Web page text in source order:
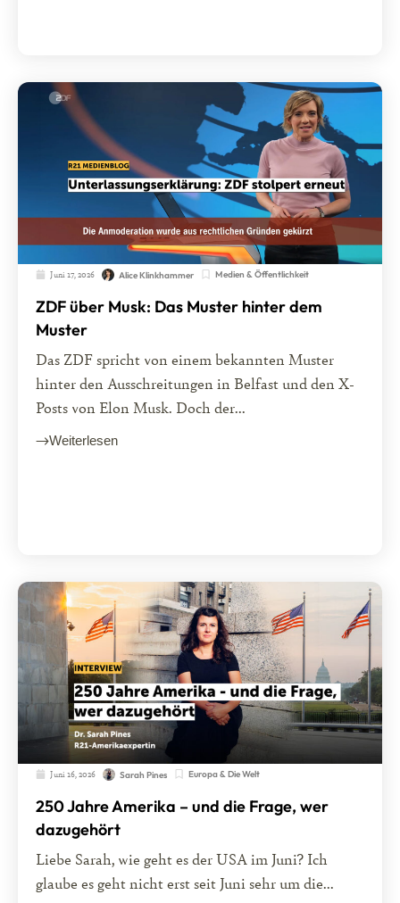
Juni 17, 2026 Alice Klinkhammer Medien & Öffentlichkeit
ZDF über Musk: Das Muster hinter dem
Muster
Das ZDF spricht von einem bekannten Muster
hinter den Ausschreitungen in Belfast und den X-
Posts von Elon Musk. Doch der...
Weiterlesen
Juni 16, 2026 Sarah Pines Europa & Die Welt
250 Jahre Amerika – und die Frage, wer
dazugehört
Liebe Sarah, wie geht es der USA im Juni? Ich
glaube es geht nicht erst seit Juni sehr um die...